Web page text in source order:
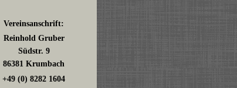
Vereinsanschrift:
Reinhold Gruber
Südstr. 9
86381 Krumbach
+49 (0) 8282 1604